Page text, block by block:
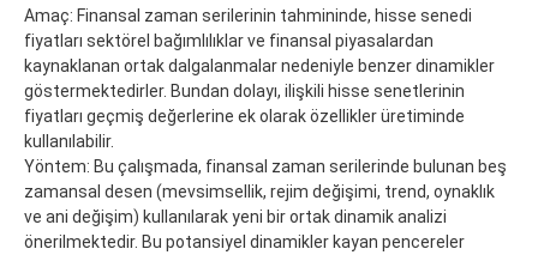
Amaç: Finansal zaman serilerinin tahmininde, hisse senedi
fiyatları sektörel bağımlılıklar ve finansal piyasalardan
kaynaklanan ortak dalgalanmalar nedeniyle benzer dinamikler
göstermektedirler. Bundan dolayı, ilişkili hisse senetlerinin
fiyatları geçmiş değerlerine ek olarak özellikler üretiminde
kullanılabilir.
Yöntem: Bu çalışmada, finansal zaman serilerinde bulunan beş
zamansal desen (mevsimsellik, rejim değişimi, trend, oynaklık
ve ani değişim) kullanılarak yeni bir ortak dinamik analizi
önerilmektedir. Bu potansiyel dinamikler kayan pencereler